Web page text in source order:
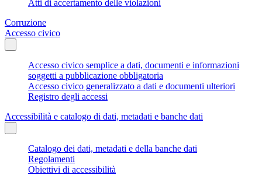
Atti di accertamento delle violazioni
Corruzione
Accesso civico
Accesso civico semplice a dati, documenti e informazioni
soggetti a pubblicazione obbligatoria
Accesso civico generalizzato a dati e documenti ulteriori
Registro degli accessi
Accessibilità e catalogo di dati, metadati e banche dati
Catalogo dei dati, metadati e della banche dati
Regolamenti
Obiettivi di accessibilità